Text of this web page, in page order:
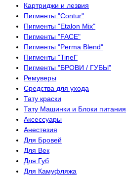
Картриджи и лезвия
Пигменты "Contur"
Пигменты "Etalon Mix"
Пигменты "FACE"
Пигменты "Perma Blend"
Пигменты "Tinel"
Пигменты "БРОВИ / ГУБЫ"
Ремуверы
Средства для ухода
Тату краски
Тату Машинки и Блоки питания
Аксессуары
Анестезия
Для Бровей
Для Век
Для Губ
Для Камуфляжа